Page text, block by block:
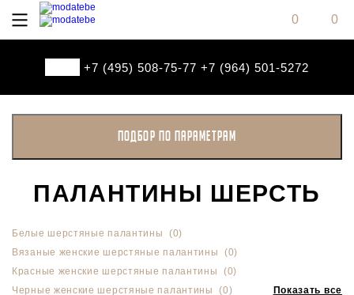
0
0
+7 (495) 508-75-77 +7 (964) 501-5272
ПАЛАНТИНЫ ШЕРСТЬ
Белые шерстяные палантины (0)
Вязаные женские шерстяные палантины (0)
Красные женские шерстяные палантины (0)
Черные женские шерстяные палантины (0)
Показать все